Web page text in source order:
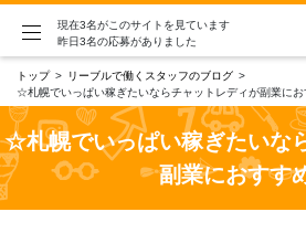
現在3名がこのサイトを見ています
昨日3名の応募がありました
トップ
リーブルで働くスタッフのブログ
☆札幌でいっぱい稼ぎたいならチャットレディが副業に
☆札幌でいっぱい稼ぎたいな
副業におすす